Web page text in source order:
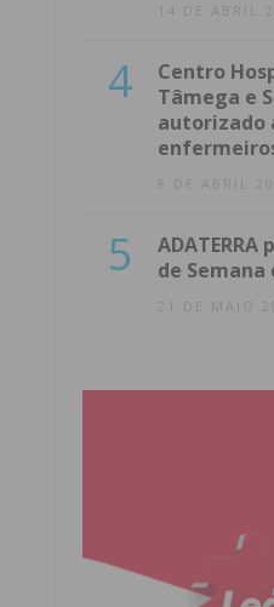
14 DE ABRIL
4
Centro
Tâmega e
autorizado
8 DE ABRIL
5
ADATERRA
de Semana
21 DE MAIO